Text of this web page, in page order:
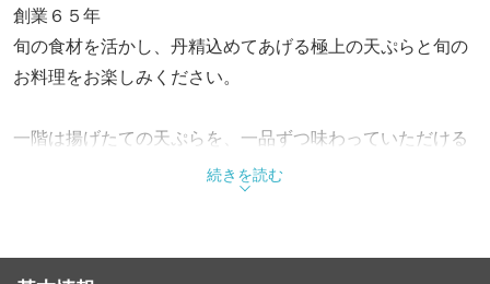
創業６５年
旬の食材を活かし、丹精込めてあげる極上の天ぷらと旬の
お料理をお楽しみください。
一階は揚げたての天ぷらを、一品ずつ味わっていただける
二階は和の趣感じる和室テーブル席となっております。
一日一組様限定の完全個室で、心ゆくまでおくつろぎいた
続きを読む